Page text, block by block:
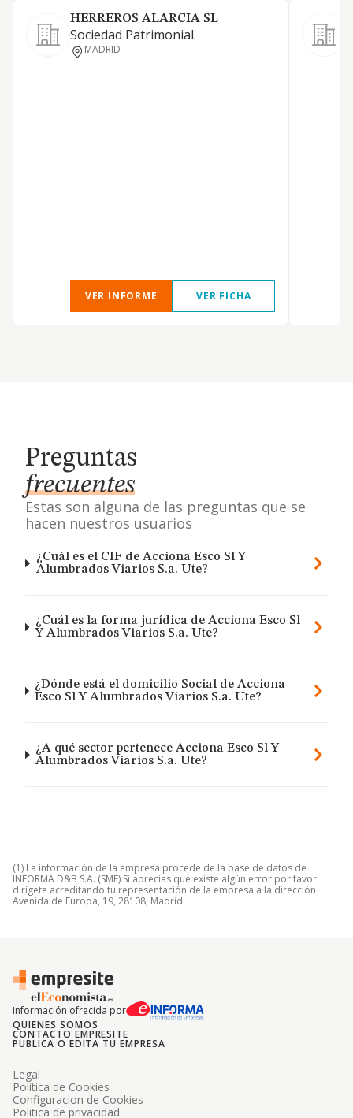
HERREROS ALARCIA SL
Sociedad Patrimonial.
MADRID
VER INFORME VER FICHA
Preguntas
frecuentes
Estas son alguna de las preguntas que se
hacen nuestros usuarios
¿Cuál es el CIF de Acciona Esco Sl Y
Alumbrados Viarios S.a. Ute?
¿Cuál es la forma jurídica de Acciona Esco Sl
Y Alumbrados Viarios S.a. Ute?
¿Dónde está el domicilio Social de Acciona
Esco Sl Y Alumbrados Viarios S.a. Ute?
¿A qué sector pertenece Acciona Esco Sl Y
Alumbrados Viarios S.a. Ute?
(1) La información de la empresa procede de la base de datos de
INFORMA D&B S.A. (SME) Si aprecias que existe algún error por favor
dirígete acreditando tu representación de la empresa a la dirección
Avenida de Europa, 19, 28108, Madrid.
Información ofrecida por
QUIENES SOMOS
CONTACTO EMPRESITE
PUBLICA O EDITA TU EMPRESA
Legal
Politica de Cookies
Configuracion de Cookies
Politica de privacidad